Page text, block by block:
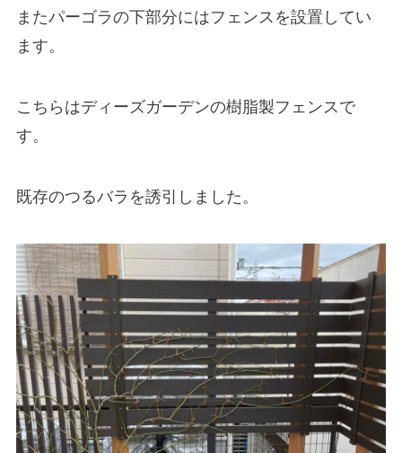
またパーゴラの下部分にはフェンスを設置してい
ます。
こちらはディーズガーデンの樹脂製フェンスで
す。
既存のつるバラを誘引しました。